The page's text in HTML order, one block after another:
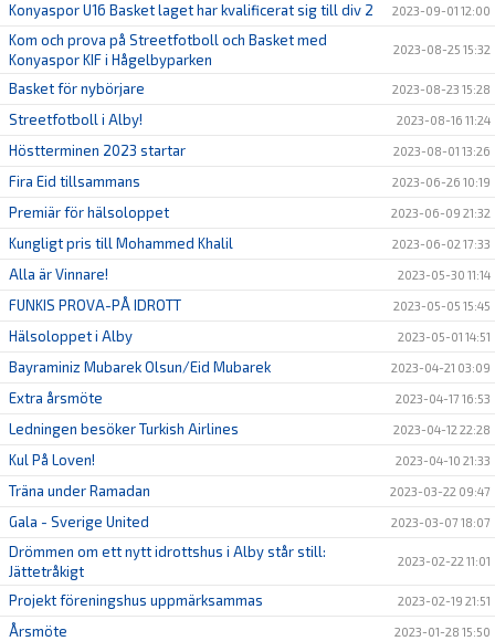
Konyaspor U16 Basket laget har kvalificerat sig till div 2 2023-09-01 12:00
Kom och prova på Streetfotboll och Basket med
Konyaspor KIF i Hågelbyparken
2023-08-25 15:32
Basket för nybörjare 2023-08-23 15:28
Streetfotboll i Alby! 2023-08-16 11:24
Höstterminen 2023 startar 2023-08-01 13:26
Fira Eid tillsammans 2023-06-26 10:19
Premiär för hälsoloppet 2023-06-09 21:32
Kungligt pris till Mohammed Khalil 2023-06-02 17:33
Alla är Vinnare! 2023-05-30 11:14
FUNKIS PROVA-PÅ IDROTT 2023-05-05 15:45
Hälsoloppet i Alby 2023-05-01 14:51
Bayraminiz Mubarek Olsun/Eid Mubarek 2023-04-21 03:09
Extra årsmöte 2023-04-17 16:53
Ledningen besöker Turkish Airlines 2023-04-12 22:28
Kul På Loven! 2023-04-10 21:33
Träna under Ramadan 2023-03-22 09:47
Gala - Sverige United 2023-03-07 18:07
Drömmen om ett nytt idrottshus i Alby står still:
Jättetråkigt
2023-02-22 11:01
Projekt föreningshus uppmärksammas 2023-02-19 21:51
Årsmöte 2023-01-28 15:50